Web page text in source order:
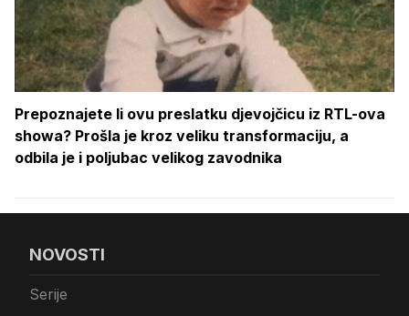
Prepoznajete li ovu preslatku djevojčicu iz RTL-ova
showa? Prošla je kroz veliku transformaciju, a
odbila je i poljubac velikog zavodnika
NOVOSTI
Serije